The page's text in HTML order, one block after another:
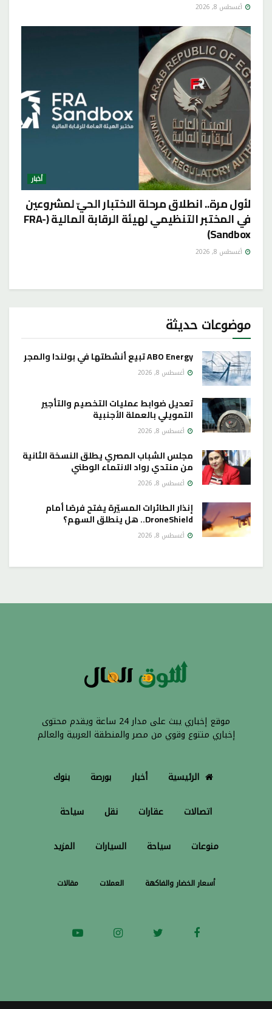
أغسطس 8, 2026
أخبار
لأول مرة.. انطلاق مرحلة الاختبار الحيّ لمشروعين
في المختبر التنظيمي لهيئة الرقابة المالية (FRA-
Sandbox)
أغسطس 8, 2026
موضوعات حديثة
ABO Energy تبيع أنشطتها في بولندا والمجر
أغسطس 8, 2026
تعديل ضوابط عمليات التخصيم والتأجير
التمويلي بالعملة الأجنبية
أغسطس 8, 2026
مجلس الشباب المصري يطلق النسخة الثانية
من منتدي رواد الانتماء الوطني
أغسطس 8, 2026
إنذار الطائرات المسيّرة يفتح فرصًا أمام
DroneShield.. هل ينطلق السهم؟
أغسطس 8, 2026
موقع إخباري يبث على مدار 24 ساعة ويقدم محتوى
إخباري متنوع وقوي من مصر والمنطقة العربية والعالم
الرئيسية أخبار بورصة بنوك
اتصالات عقارات نقل سياحة
منوعات سياحة السيارات المزيد
أسعار الخضار والفاكهة العملات مقالات